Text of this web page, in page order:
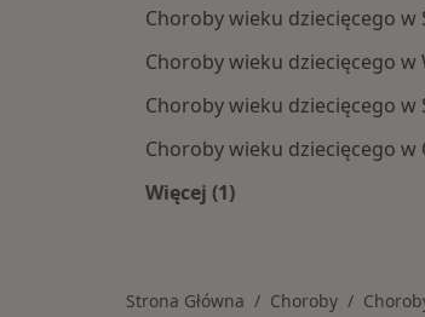
Choroby wieku dziecięcego
Choroby wieku dziecięcego w
Choroby wieku dziecięcego w
Choroby wieku dziecięcego
Więcej (1)
Strona Główna Choroby